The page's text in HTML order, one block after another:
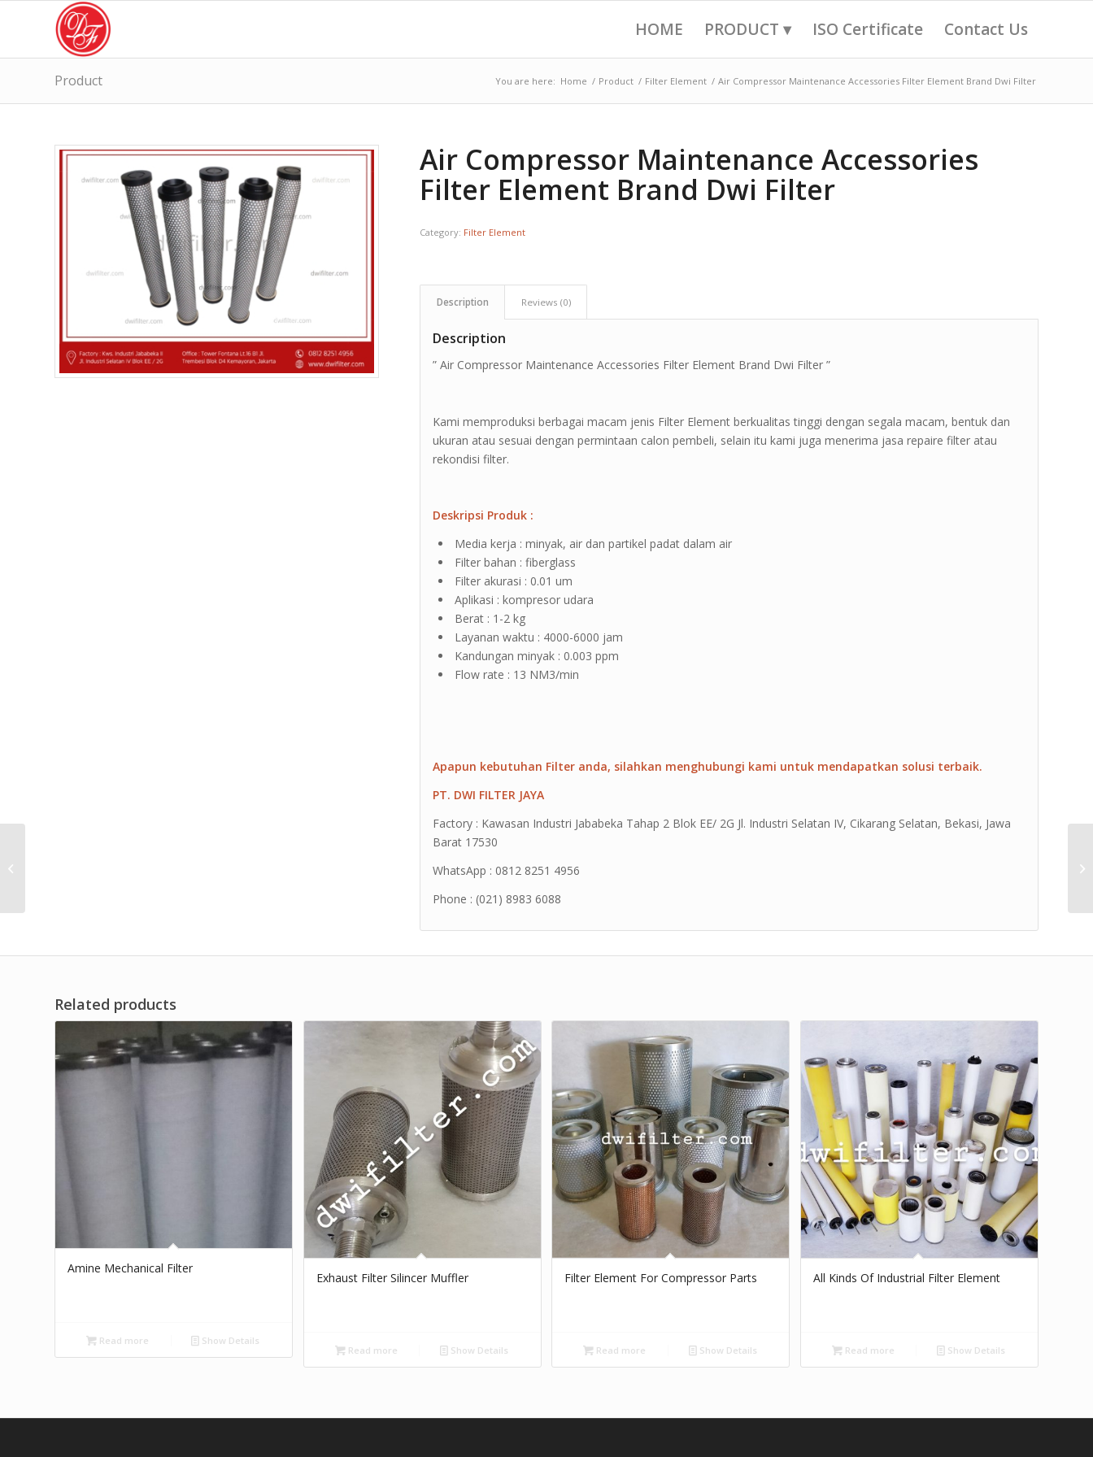
HOME PRODUCT ▾ ISO Certificate Contact Us
Product You are here: Home / Product / Filter Element / Air Compressor Maintenance Accessories Filter Element Brand Dwi Filter
Air Compressor Maintenance Accessories
Filter Element Brand Dwi Filter
Category: Filter Element
Description Reviews (0)
Description
” Air Compressor Maintenance Accessories Filter Element Brand Dwi Filter ”
Kami memproduksi berbagai macam jenis Filter Element berkualitas tinggi dengan segala macam, bentuk dan
ukuran atau sesuai dengan permintaan calon pembeli, selain itu kami juga menerima jasa repaire filter atau
rekondisi filter.
Deskripsi Produk :
Media kerja : minyak, air dan partikel padat dalam air
Filter bahan : fiberglass
Filter akurasi : 0.01 um
Aplikasi : kompresor udara
Berat : 1-2 kg
Layanan waktu : 4000-6000 jam
Kandungan minyak : 0.003 ppm
Flow rate : 13 NM3/min
Apapun kebutuhan Filter anda, silahkan menghubungi kami untuk mendapatkan solusi terbaik.
PT. DWI FILTER JAYA
Factory : Kawasan Industri Jababeka Tahap 2 Blok EE/ 2G Jl. Industri Selatan IV, Cikarang Selatan, Bekasi, Jawa
Barat 17530
WhatsApp : 0812 8251 4956
Phone : (021) 8983 6088
Related products
Amine Mechanical Filter
Read more Show Details
Exhaust Filter Silincer Muffler
Read more Show Details
Filter Element For Compressor Parts
Read more Show Details
All Kinds Of Industrial Filter Element
Read more Show Details